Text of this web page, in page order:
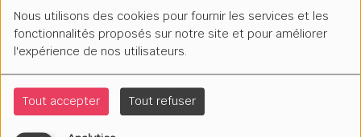
Nous utilisons des cookies pour fournir les services et les
fonctionnalités proposés sur notre site et pour améliorer
l'expérience de nos utilisateurs.
Tout accepter Tout refuser